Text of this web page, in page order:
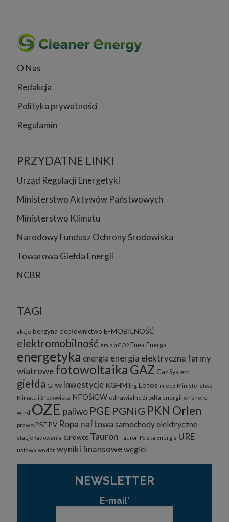
O Nas
Redakcja
Polityka prywatności
Regulamin
PRZYDATNE LINKI
Urząd Regulacji Energetyki
Ministerstwo Aktywów Państwowych
Ministerstwo Klimatu
Narodowy Fundusz Ochrony Środowiska
Towarowa Giełda Energii
NCBR
TAGI
akcje benzyna ciepłownictwo E-MOBILNOŚĆ
elektromobilność emisja CO2 Enea Energa
energetyka energia energia elektrycznafarmy
wiatrowefotowoltaika GAZ Gaz System
giełda GPW inwestycje KGHM lng Lotos miedź Ministerstwo
Klimatu i Środowiska NFOŚiGW odnawialne żrodła energii offshore
wind OZE paliwo PGE PGNiG PKN Orlen
prawo PSE PV Ropa naftowa samochody elektryczne
stacje ładowania surowce Tauron Tauron Polska Energia URE
ustawa wodór wyniki finansowewęgiel
NEWSLETTER
E-mail*